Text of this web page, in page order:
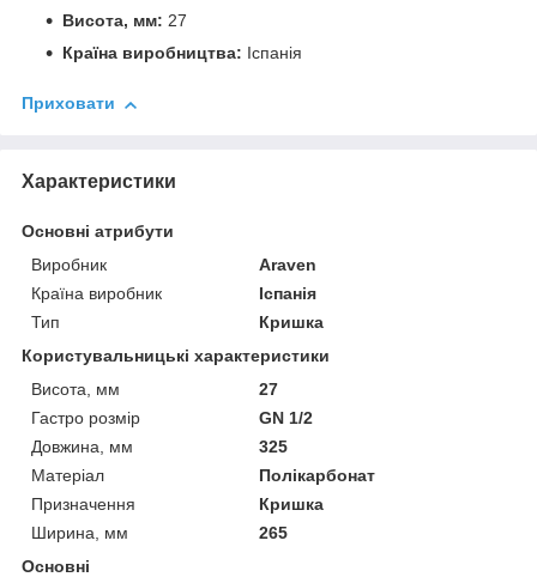
Висота, мм: 27
Країна виробництва: Іспанія
Приховати
Характеристики
Основні атрибути
Виробник
Araven
Країна виробник
Іспанія
Тип
Кришка
Користувальницькі характеристики
Висота, мм
27
Гастро розмір
GN 1/2
Довжина, мм
325
Матеріал
Полікарбонат
Призначення
Кришка
Ширина, мм
265
Основні